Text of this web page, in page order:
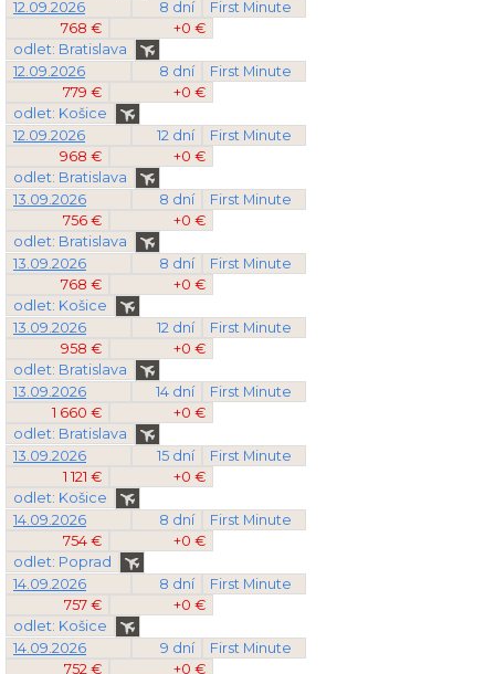
12.09.2026
8 dní
First Minute
768 €
+0 €
odlet: Bratislava
12.09.2026
8 dní
First Minute
779 €
+0 €
odlet: Košice
12.09.2026
12 dní
First Minute
968 €
+0 €
odlet: Bratislava
13.09.2026
8 dní
First Minute
756 €
+0 €
odlet: Bratislava
13.09.2026
8 dní
First Minute
768 €
+0 €
odlet: Košice
13.09.2026
12 dní
First Minute
958 €
+0 €
odlet: Bratislava
13.09.2026
14 dní
First Minute
1 660 €
+0 €
odlet: Bratislava
13.09.2026
15 dní
First Minute
1 121 €
+0 €
odlet: Košice
14.09.2026
8 dní
First Minute
754 €
+0 €
odlet: Poprad
14.09.2026
8 dní
First Minute
757 €
+0 €
odlet: Košice
14.09.2026
9 dní
First Minute
752 €
+0 €